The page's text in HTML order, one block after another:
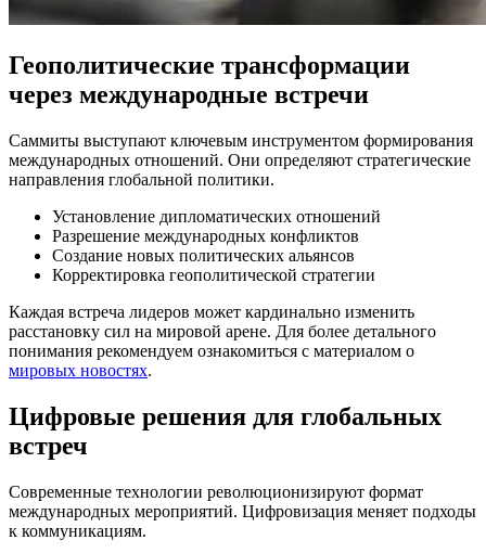
Геополитические трансформации
через международные встречи
Саммиты выступают ключевым инструментом формирования
международных отношений. Они определяют стратегические
направления глобальной политики.
Установление дипломатических отношений
Разрешение международных конфликтов
Создание новых политических альянсов
Корректировка геополитической стратегии
Каждая встреча лидеров может кардинально изменить
расстановку сил на мировой арене. Для более детального
понимания рекомендуем ознакомиться с материалом о
мировых новостях.
Цифровые решения для глобальных
встреч
Современные технологии революционизируют формат
международных мероприятий. Цифровизация меняет подходы
к коммуникациям.